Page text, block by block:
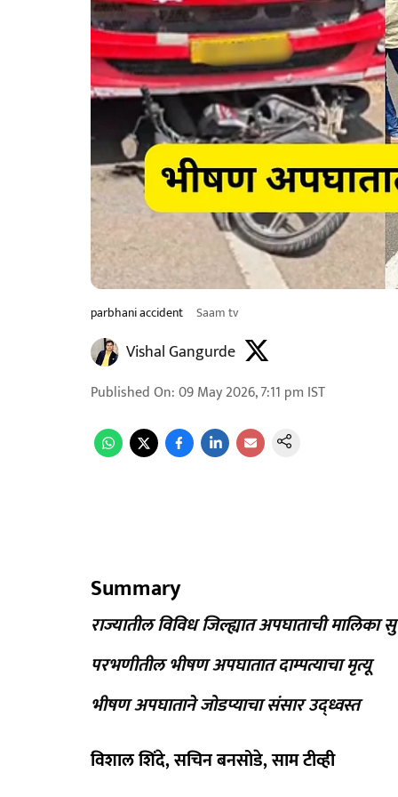
parbhani accident Saam tv
Vishal Gangurde
Published On:09 May 2026, 7:11 pm IST
Summary
राज्यातील विविध जिल्ह्यात अपघाताची मालिका
परभणीतील भीषण अपघातात दाम्पत्याचा मृत्यू
भीषण अपघाताने जोडप्याचा संसार उद्ध्वस्त
विशाल शिंदे, सचिन बनसोडे, साम टीव्ही